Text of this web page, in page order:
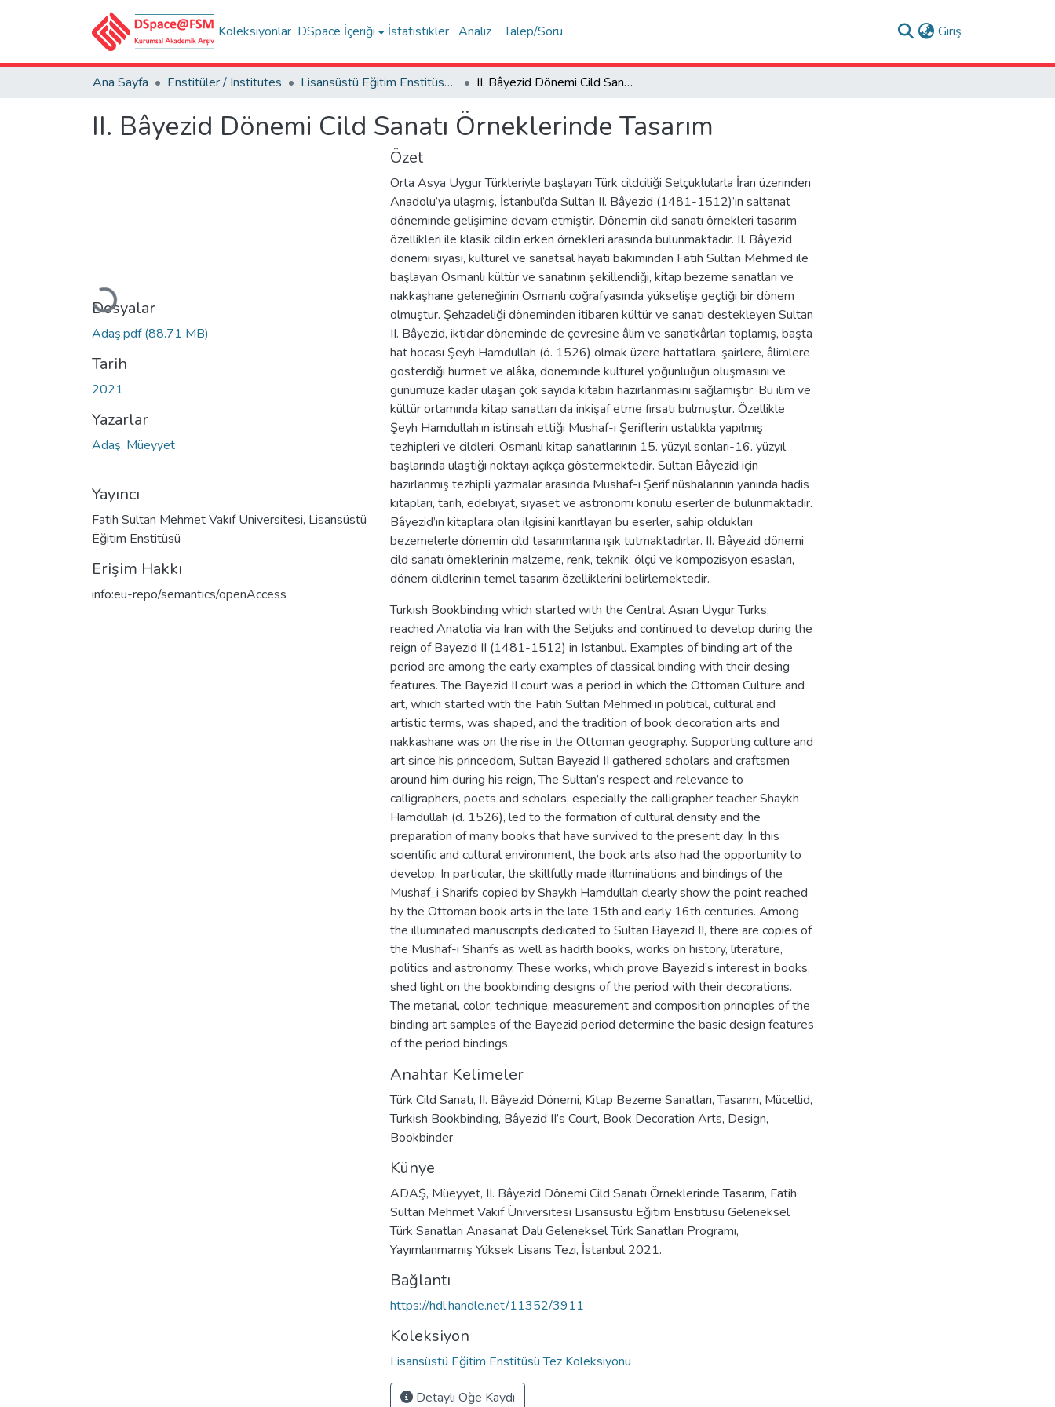
Koleksiyonlar DSpace İçeriği İstatistikler Analiz Talep/Soru Giriş
Ana Sayfa Enstitüler / Institutes Lisansüstü Eğitim Enstitüsü Tez Koleksiyonu II. Bâyezid Dönemi Cild Sanatı Örneklerinde Tasarım
II. Bâyezid Dönemi Cild Sanatı Örneklerinde Tasarım
Yükleniyor...
Dosyalar
Adaş.pdf(88.71 MB)
Tarih
2021
Yazarlar
Adaş, Müeyyet
Yayıncı
Fatih Sultan Mehmet Vakıf Üniversitesi, Lisansüstü
Eğitim Enstitüsü
Erişim Hakkı
info:eu-repo/semantics/openAccess
Özet
Orta Asya Uygur Türkleriyle başlayan Türk cildciliği Selçuklularla İran üzerinden
Anadolu’ya ulaşmış, İstanbul’da Sultan II. Bâyezid (1481-1512)’ın saltanat
döneminde gelişimine devam etmiştir. Dönemin cild sanatı örnekleri tasarım
özellikleri ile klasik cildin erken örnekleri arasında bulunmaktadır. II. Bâyezid
dönemi siyasi, kültürel ve sanatsal hayatı bakımından Fatih Sultan Mehmed ile
başlayan Osmanlı kültür ve sanatının şekillendiği, kitap bezeme sanatları ve
nakkaşhane geleneğinin Osmanlı coğrafyasında yükselişe geçtiği bir dönem
olmuştur. Şehzadeliği döneminden itibaren kültür ve sanatı destekleyen Sultan
II. Bâyezid, iktidar döneminde de çevresine âlim ve sanatkârları toplamış, başta
hat hocası Şeyh Hamdullah (ö. 1526) olmak üzere hattatlara, şairlere, âlimlere
gösterdiği hürmet ve alâka, döneminde kültürel yoğunluğun oluşmasını ve
günümüze kadar ulaşan çok sayıda kitabın hazırlanmasını sağlamıştır. Bu ilim ve
kültür ortamında kitap sanatları da inkişaf etme fırsatı bulmuştur. Özellikle
Şeyh Hamdullah’ın istinsah ettiği Mushaf-ı Şeriflerin ustalıkla yapılmış
tezhipleri ve cildleri, Osmanlı kitap sanatlarının 15. yüzyıl sonları-16. yüzyıl
başlarında ulaştığı noktayı açıkça göstermektedir. Sultan Bâyezid için
hazırlanmış tezhipli yazmalar arasında Mushaf-ı Şerif nüshalarının yanında hadis
kitapları, tarih, edebiyat, siyaset ve astronomi konulu eserler de bulunmaktadır.
Bâyezid’ın kitaplara olan ilgisini kanıtlayan bu eserler, sahip oldukları
bezemelerle dönemin cild tasarımlarına ışık tutmaktadırlar. II. Bâyezid dönemi
cild sanatı örneklerinin malzeme, renk, teknik, ölçü ve kompozisyon esasları,
dönem cildlerinin temel tasarım özelliklerini belirlemektedir.
Turkısh Bookbinding which started with the Central Asıan Uygur Turks,
reached Anatolia via Iran with the Seljuks and continued to develop during the
reign of Bayezid II (1481-1512) in Istanbul. Examples of binding art of the
period are among the early examples of classical binding with their desing
features. The Bayezid II court was a period in which the Ottoman Culture and
art, which started with the Fatih Sultan Mehmed in political, cultural and
artistic terms, was shaped, and the tradition of book decoration arts and
nakkashane was on the rise in the Ottoman geography. Supporting culture and
art since his princedom, Sultan Bayezid II gathered scholars and craftsmen
around him during his reign, The Sultan’s respect and relevance to
calligraphers, poets and scholars, especially the calligrapher teacher Shaykh
Hamdullah (d. 1526), led to the formation of cultural density and the
preparation of many books that have survived to the present day. In this
scientific and cultural environment, the book arts also had the opportunity to
develop. In particular, the skillfully made illuminations and bindings of the
Mushaf_i Sharifs copied by Shaykh Hamdullah clearly show the point reached
by the Ottoman book arts in the late 15th and early 16th centuries. Among
the illuminated manuscripts dedicated to Sultan Bayezid II, there are copies of
the Mushaf-ı Sharifs as well as hadith books, works on history, literatüre,
politics and astronomy. These works, which prove Bayezid’s interest in books,
shed light on the bookbinding designs of the period with their decorations.
The metarial, color, technique, measurement and composition principles of the
binding art samples of the Bayezid period determine the basic design features
of the period bindings.
Anahtar Kelimeler
Türk Cild Sanatı, II. Bâyezid Dönemi, Kitap Bezeme Sanatları,Tasarım, Mücellid,
Turkish Bookbinding, Bâyezid II’s Court, Book Decoration Arts, Design,
Bookbinder
Künye
ADAŞ, Müeyyet, II. Bâyezid Dönemi Cild Sanatı Örneklerinde Tasarım, Fatih
Sultan Mehmet Vakıf Üniversitesi Lisansüstü Eğitim Enstitüsü Geleneksel
Türk Sanatları Anasanat Dalı Geleneksel Türk Sanatları Programı,
Yayımlanmamış Yüksek Lisans Tezi, İstanbul 2021.
Bağlantı
https://hdl.handle.net/11352/3911
Koleksiyon
Lisansüstü Eğitim Enstitüsü Tez Koleksiyonu
Detaylı Öğe Kaydı